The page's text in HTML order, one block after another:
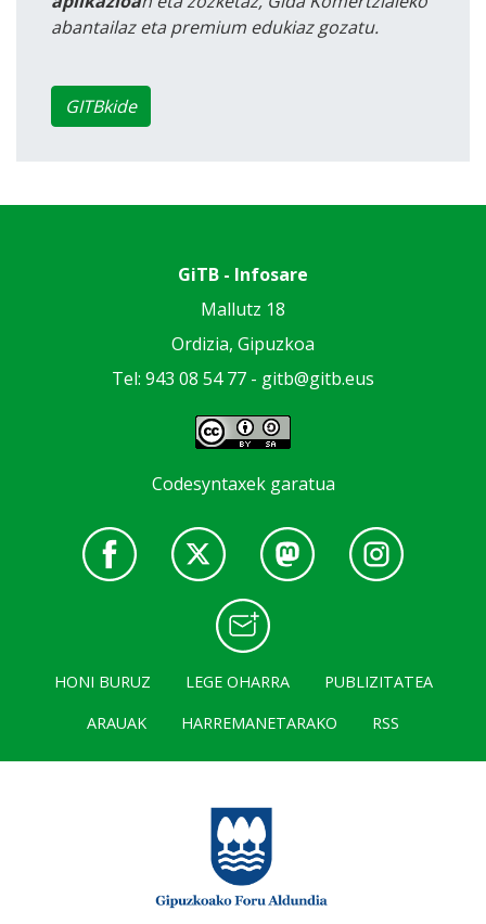
abantailaz eta premium edukiaz gozatu.
GITBkide
GiTB - Infosare
Mallutz 18
Ordizia, Gipuzkoa
Tel: 943 08 54 77 - gitb@gitb.eus
Codesyntaxek garatua
HONI BURUZ LEGE OHARRA
PUBLIZITATEA
ARAUAK
HARREMANETARAKO RSS